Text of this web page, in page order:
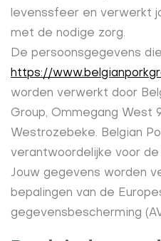
levenssfeer en verwerkt
met de nodige zorg.
De persoonsgegevens
https://
worden verwerkt door
Group, Ommegang West
Westrozebeke. Belgian
verantwoordelijke voor de
Jouw gegevens worden
bepalingen van de
gegevensbescherming